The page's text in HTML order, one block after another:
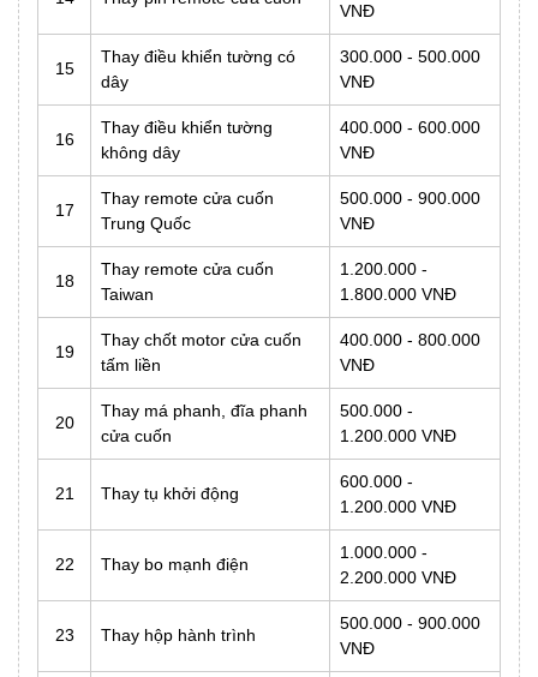
VNĐ
15
Thay điều khiển tường có
dây
300.000 - 500.000
VNĐ
16
Thay điều khiển tường
không dây
400.000 - 600.000
VNĐ
17
Thay remote cửa cuốn
Trung Quốc
500.000 - 900.000
VNĐ
18
Thay remote cửa cuốn
Taiwan
1.200.000 -
1.800.000 VNĐ
19
Thay chốt motor cửa cuốn
tấm liền
400.000 - 800.000
VNĐ
20
Thay má phanh, đĩa phanh
cửa cuốn
500.000 -
1.200.000 VNĐ
21 Thay tụ khởi động
600.000 -
1.200.000 VNĐ
22 Thay bo mạnh điện
1.000.000 -
2.200.000 VNĐ
23 Thay hộp hành trình
500.000 - 900.000
VNĐ